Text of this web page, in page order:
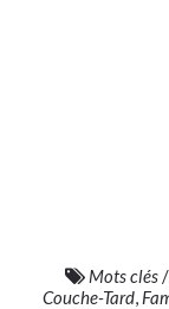
Mots clés/
Couche-Tard,